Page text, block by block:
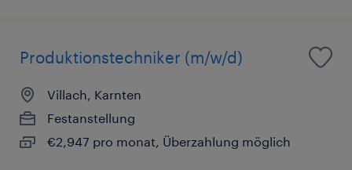
Produktionstechniker (m/w/d)
Villach, Karnten
Festanstellung
€2,947 pro monat, Überzahlung möglich